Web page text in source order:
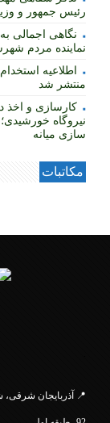
رئیس جمهور و
نگاهی اجمالی
نماینده مردم
منتشر شد
کارسازی و اخذ
نیروگاه
سازی میانه
مکاتبات
📍 آذربایجان شرقی،